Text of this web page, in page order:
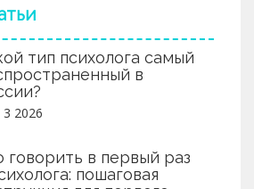
тип психолога самый
в
2026
говорить в первый раз
пошаговая